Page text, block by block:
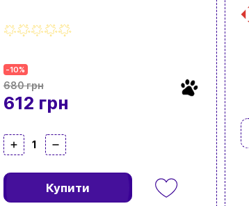
-10%
680 грн
612 грн
1
Купити